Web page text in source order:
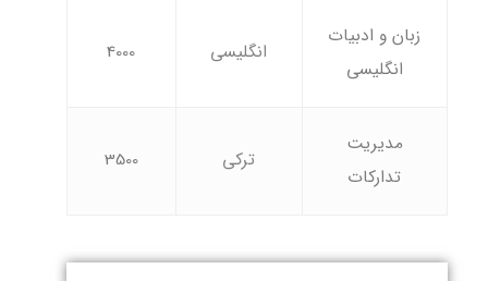
4000 انگلیسی
زبان و ادبیات
انگلیسی
3500 ترکی
مدیریت
تدارکات